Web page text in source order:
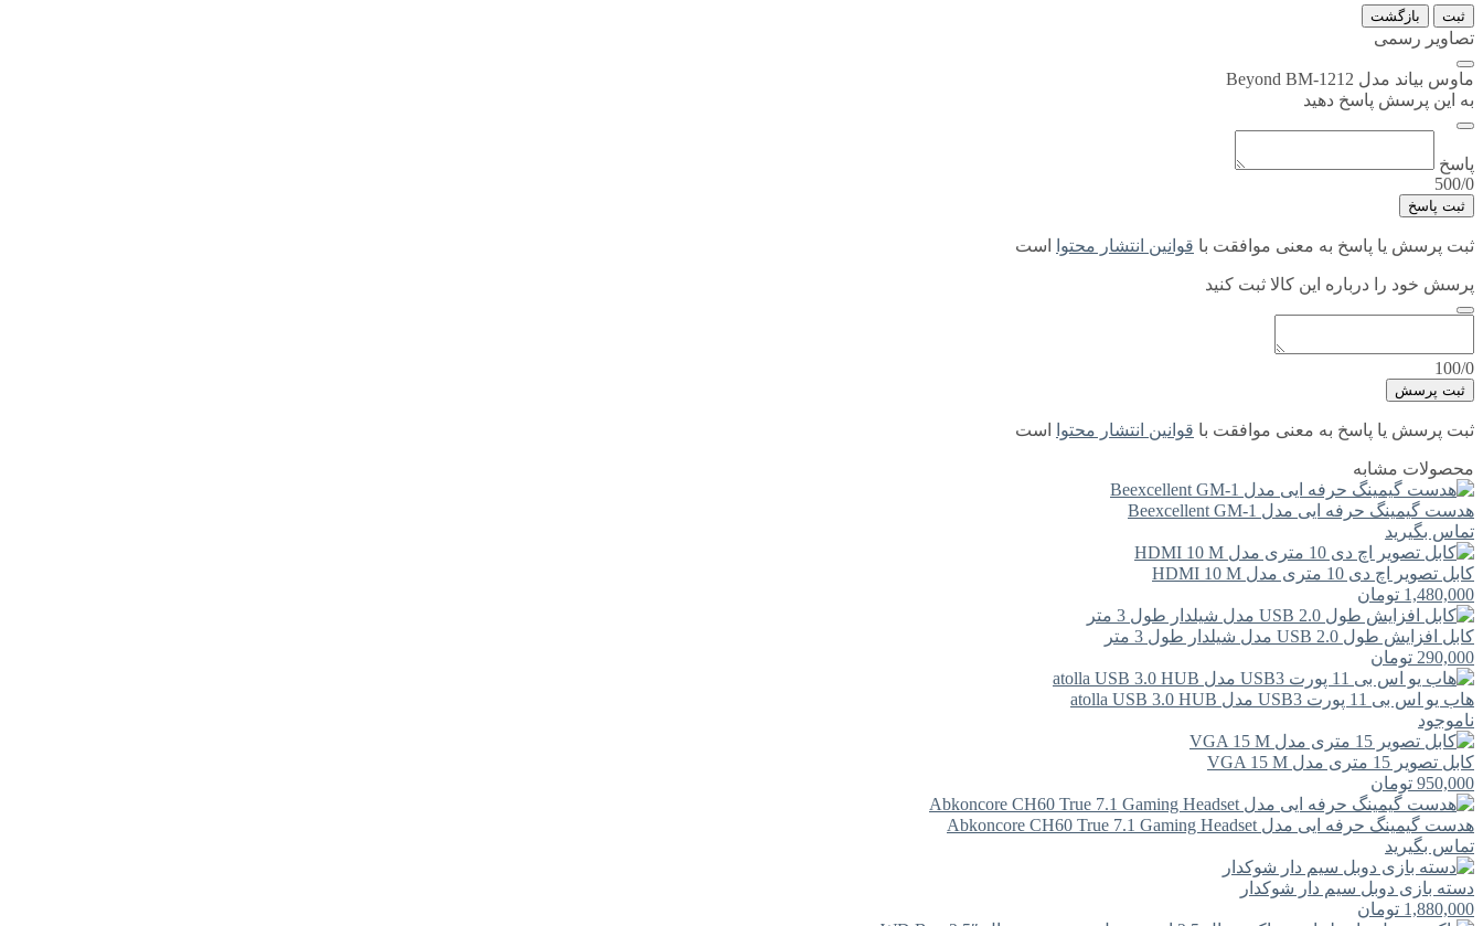
ثبت بازگشت
تصاویر رسمی
ماوس بیاند مدل Beyond BM-1212
به این پرسش پاسخ دهید
پاسخ
500/0
ثبت پاسخ
ثبت پرسش یا پاسخ به معنی موافقت با قوانین انتشار محتوا است
پرسش خود را درباره این کالا ثبت کنید
100/0
ثبت پرسش
ثبت پرسش یا پاسخ به معنی موافقت با قوانین انتشار محتوا است
محصولات مشابه
هدست گیمینگ حرفه ایی مدل Beexcellent GM-1
تماس بگیرید
کابل تصویر اچ دی 10 متری مدل HDMI 10 M
1,480,000 تومان
کابل افزایش طول USB 2.0 مدل شیلدار طول 3 متر
290,000 تومان
هاب یو اس بی 11 پورت USB3 مدل atolla USB 3.0 HUB
ناموجود
کابل تصویر 15 متری مدل VGA 15 M
950,000 تومان
هدست گیمینگ حرفه ایی مدل Abkoncore CH60 True 7.1 Gaming Headset
تماس بگیرید
دسته بازی دوبل سیم دار شوکدار
1,880,000 تومان